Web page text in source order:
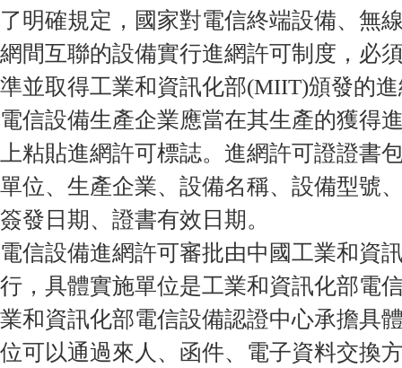
了明確規定，國家對電信終端設備、無
網間互聯的設備實行進網許可制度，必
準並取得工業和資訊化部(MIIT)頒發的
電信設備生產企業應當在其生產的獲得
上粘貼進網許可標誌。進網許可證證書
單位、生產企業、設備名稱、設備型號
簽發日期、證書有效日期。
電信設備進網許可審批由中國工業和資
行，具體實施單位是工業和資訊化部電
業和資訊化部電信設備認證中心承擔具
位可以通過來人、函件、電子資料交換